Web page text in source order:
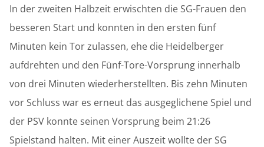
In der zweiten Halbzeit erwischten die SG-Frauen den
besseren Start und konnten in den ersten fünf
Minuten kein Tor zulassen, ehe die Heidelberger
aufdrehten und den Fünf-Tore-Vorsprung innerhalb
von drei Minuten wiederherstellten. Bis zehn Minuten
vor Schluss war es erneut das ausgeglichene Spiel und
der PSV konnte seinen Vorsprung beim 21:26
Spielstand halten. Mit einer Auszeit wollte der SG